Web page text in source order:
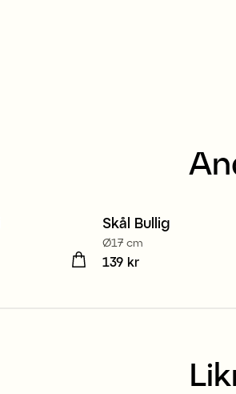
Skål Bullig
Ø17 cm
Pris :139 kr
139 kr